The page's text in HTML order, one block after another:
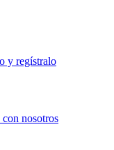
y regístralo
nosotros